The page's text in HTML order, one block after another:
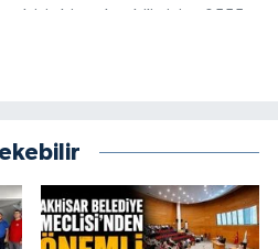
için bize ulaşabilirsiniz - 0555